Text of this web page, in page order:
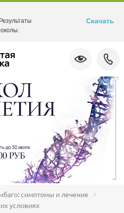
симптомы и лечение
условиях
Скачать